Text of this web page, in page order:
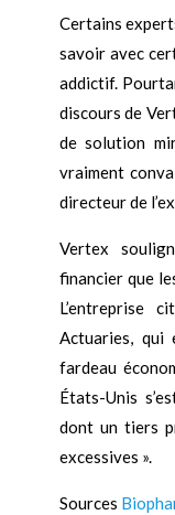
Certains
savoir avec
addictif.
discours de
de solution
vraiment
directeur de
Vertex
financier que
L’entreprise
Actuaries, qui
fardeau
États-Unis
dont un tiers
excessives ».
Sources